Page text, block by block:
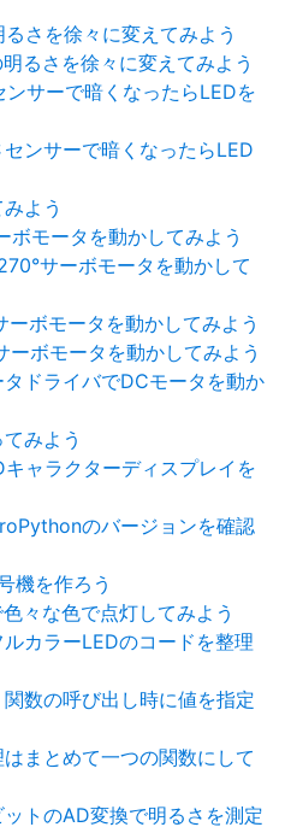
さを徐々に変えてみよう
るさを徐々に変えてみよう
サーで暗くなったらLEDを
ンサーで暗くなったらLED
よう
モータを動かしてみよう
サーボモータを動かして
ボモータを動かしてみよう
ボモータを動かしてみよう
ドライバでDCモータを動か
みよう
ャラクターディスプレイを
のバージョンを確認
機を作ろう
々な色で点灯してみよう
カラーLEDのコードを整理
数の呼び出し時に値を指定
まとめて一つの関数にして
トのAD変換で明るさを測定